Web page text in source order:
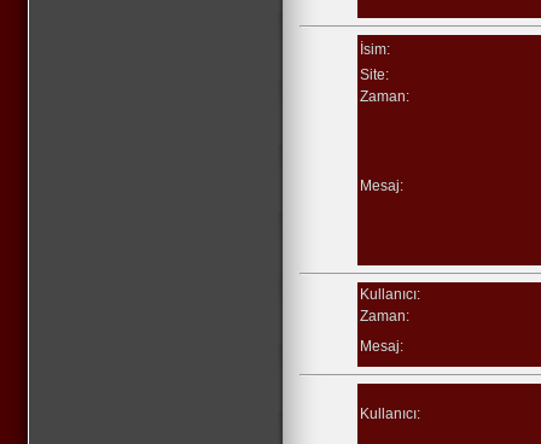
İsim:
Site:
Zaman:
Mesaj:
Kullanıcı:
Zaman:
Mesaj:
Kullanıcı: